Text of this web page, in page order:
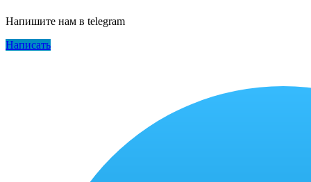
Напишите нам в telegram
Написать